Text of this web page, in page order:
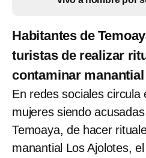
Habitantes de
turistas de realizar
contaminar
En redes sociales circula
mujeres siendo
Temoaya, de hacer
manantial Los Ajolotes,